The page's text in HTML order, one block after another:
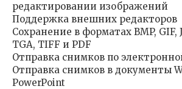
редактировании изображений
Поддержка внешних редакторов
Сохранение в форматах BMP, GIF,
TGA, TIFF и PDF
Отправка снимков по
Отправка снимков в документы
PowerPoint